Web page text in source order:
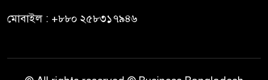
মোবাইল : +৮৮০ ২৫৮৩১৭৯৪৬